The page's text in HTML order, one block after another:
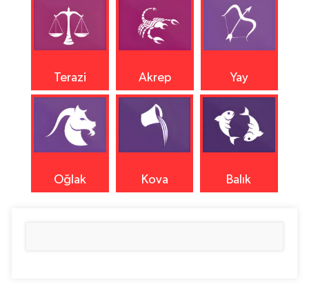
Terazi Akrep Yay
Oğlak Kova Balık